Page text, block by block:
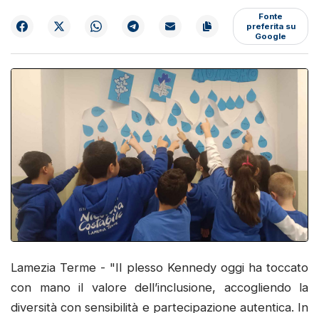
Fonte
preferita su
Google
Lamezia Terme - "Il plesso Kennedy oggi ha toccato
con mano il valore dell’inclusione, accogliendo la
diversità con sensibilità e partecipazione autentica. In